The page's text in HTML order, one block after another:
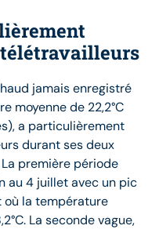
jamais enregistré
moyenne de 22,2°C
a particulièrement
durant ses deux
première période
au 4 juillet avec un pic
où la température
La seconde vague,